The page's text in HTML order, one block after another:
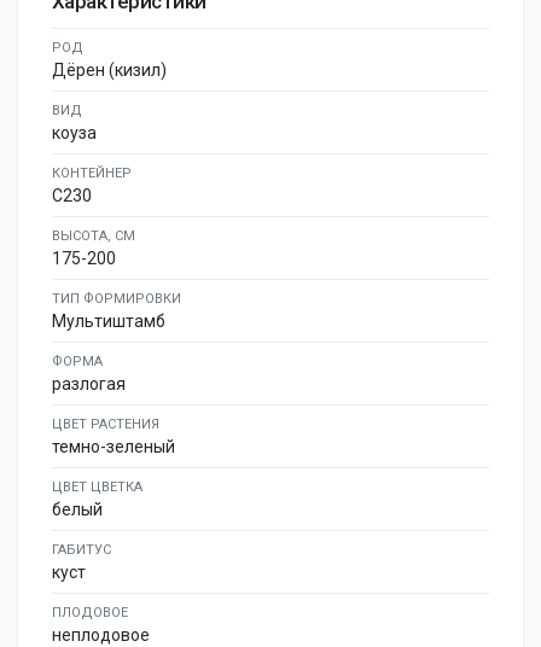
РОД
Дёрен (кизил)
ВИД
коуза
КОНТЕЙНЕР
C230
ВЫСОТА, СМ
175-200
ТИП ФОРМИРОВКИ
Мультиштамб
ФОРМА
разлогая
ЦВЕТ РАСТЕНИЯ
темно-зеленый
ЦВЕТ ЦВЕТКА
белый
ГАБИТУС
куст
ПЛОДОВОЕ
неплодовое